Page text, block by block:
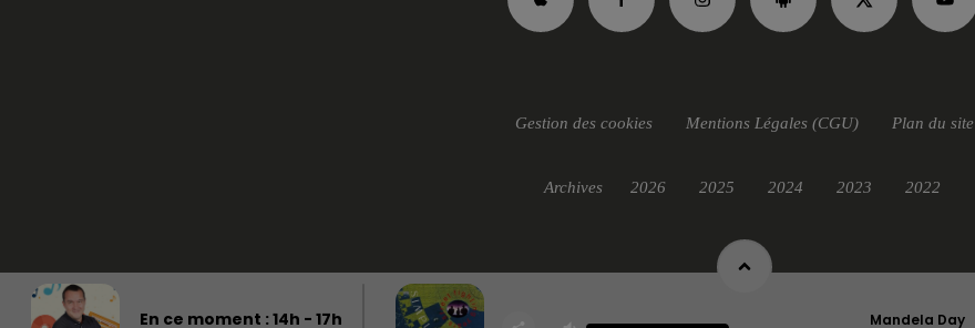
En ce moment :14h - 17h Mandela Day
Gestion des cookies Mentions Légales (CGU) Plan du site
Archives 2026 2025 2024 2023 2022